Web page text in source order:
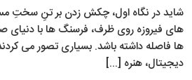
​​​​شاید در نگاه اول، چکش زدن بر تنِ سختِ
های فیروزه روی ظرف، فرسنگ ها با دنیای
ها فاصله داشته باشد. بسیاری تصور می
دیجیتال، هنره [...]